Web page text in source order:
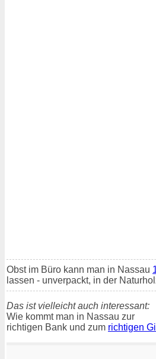
Obst im Büro kann man in Nassau
lassen - unverpackt, in der
Das ist vielleicht auch interessant:
Wie kommt man in Nassau zur
richtigen Bank und zum richtigen